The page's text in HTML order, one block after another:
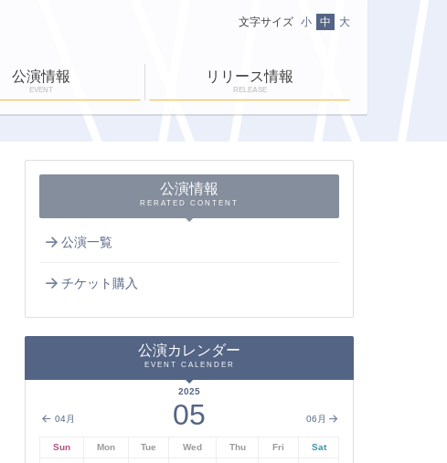
文字サイズ 小 中 大
公演情報
EVENT
リリース情報
RELEASE
公演情報
RERATED CONTENT
公演一覧
チケット購入
公演カレンダー
EVENT CALENDER
04月 06月
2025
05
Sun Mon Tue Wed Thu Fri Sat